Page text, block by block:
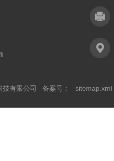
技有限公司 备案号： sitemap.xml